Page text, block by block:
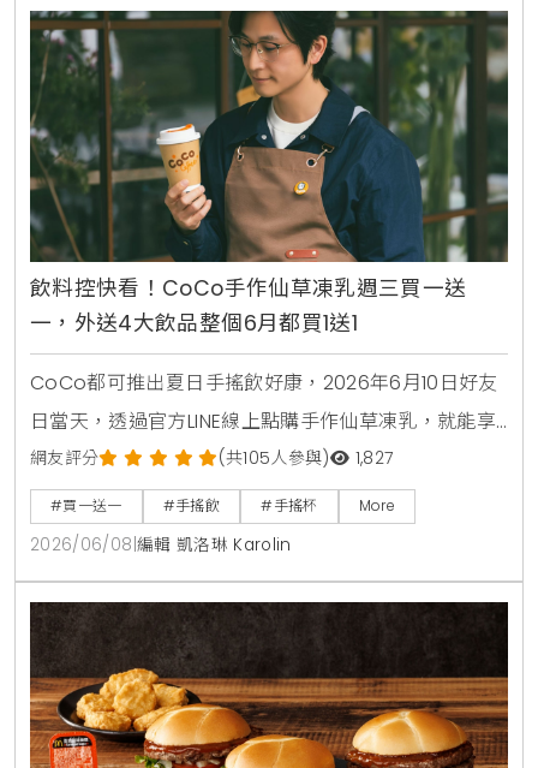
飲料控快看！CoCo手作仙草凍乳週三買一送
一，外送4大飲品整個6月都買1送1
CoCo都可推出夏日手搖飲好康，2026年6月10日好友
日當天，透過官方LINE線上點購手作仙草凍乳，就能享
有第2杯0元買1送1優惠。另外整個6月份，foodpanda
外送平台也同步推出茉香凍奶綠、芒果綠茶、四季珍椰
青、粉角生椰拿鐵等4大品項買1送1，讓大家在炎熱夏天
不用出門也能省錢消暑。
網友評分 (共105人參與) 1,827
#買一送一 #手搖飲 #手搖杯 More
2026/06/08 編輯 凱洛琳 Karolin